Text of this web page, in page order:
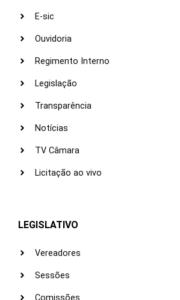
E-sic
Ouvidoria
Regimento Interno
Legislação
Transparência
Notícias
TV Câmara
Licitação ao vivo
LEGISLATIVO
Vereadores
Sessões
Comissões